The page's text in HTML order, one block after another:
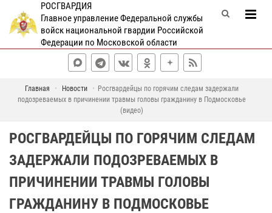
РОСГВАРДИЯ
Главное управление Федеральной службы
войск национальной гвардии Российской
Федерации по Московской области
Главная Новости
Росгвардейцы по горячим следам задержали
подозреваемых в причинении травмы головы гражданину в Подмосковье
(видео)
РОСГВАРДЕЙЦЫ ПО ГОРЯЧИМ СЛЕДАМ
ЗАДЕРЖАЛИ ПОДОЗРЕВАЕМЫХ В
ПРИЧИНЕНИИ ТРАВМЫ ГОЛОВЫ
ГРАЖДАНИНУ В ПОДМОСКОВЬЕ